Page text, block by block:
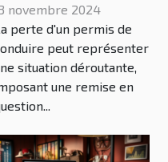
de permis :
et
novembre 2024
perte d'un permis de
peut représenter
situation déroutante,
une remise en